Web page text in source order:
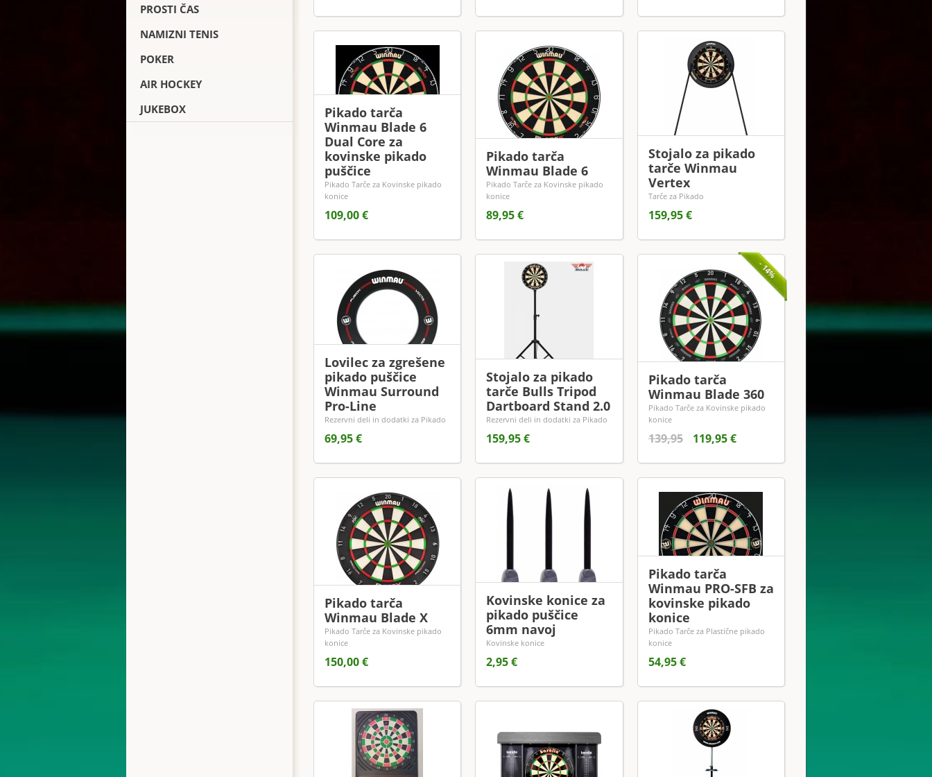
PROSTI ČAS
NAMIZNI TENIS
POKER
AIR HOCKEY
JUKEBOX
Pikado tarča
Winmau Blade 6
Dual Core za
kovinske pikado
puščice
Pikado Tarče za Kovinske pikado
konice
109,00 €
Pikado tarča
Winmau Blade 6
Pikado Tarče za Kovinske pikado
konice
89,95 €
Stojalo za pikado
tarče Winmau
Vertex
Tarče za Pikado
159,95 €
Lovilec za zgrešene
pikado puščice
Winmau Surround
Pro-Line
Rezervni deli in dodatki za Pikado
69,95 €
Stojalo za pikado
tarče Bulls Tripod
Dartboard Stand 2.0
Rezervni deli in dodatki za Pikado
159,95 €
- 14%
Pikado tarča
Winmau Blade 360
Pikado Tarče za Kovinske pikado
konice
139,95 119,95 €
Pikado tarča
Winmau Blade X
Pikado Tarče za Kovinske pikado
konice
150,00 €
Kovinske konice za
pikado puščice
6mm navoj
Kovinske konice
2,95 €
Pikado tarča
Winmau PRO-SFB za
kovinske pikado
konice
Pikado Tarče za Plastične pikado
konice
54,95 €